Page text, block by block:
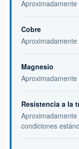
Cobre
Magnesio
Resistencia a la
condiciones